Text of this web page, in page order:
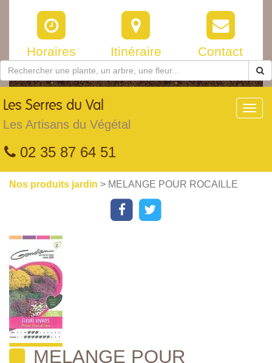
Horaires Itinéraire Contact
Les Serres du Val
Les Artisans du Végétal
02 35 87 64 51
Nos produits jardin > MELANGE POUR ROCAILLE
MELANGE POUR